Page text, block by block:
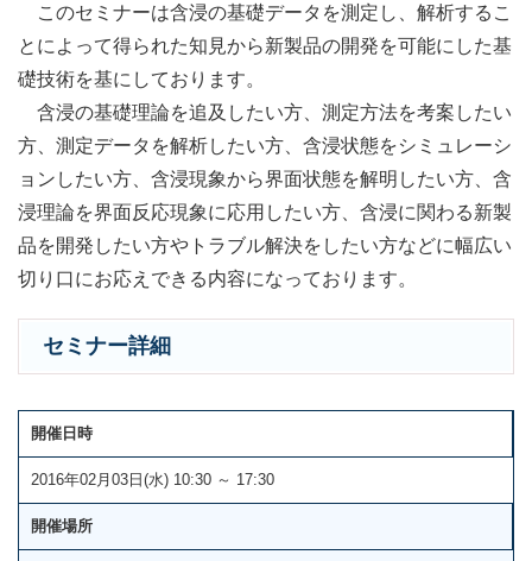
このセミナーは含浸の基礎データを測定し、解析するこ
とによって得られた知見から新製品の開発を可能にした基
礎技術を基にしております。
含浸の基礎理論を追及したい方、測定方法を考案したい
方、測定データを解析したい方、含浸状態をシミュレーシ
ョンしたい方、含浸現象から界面状態を解明したい方、含
浸理論を界面反応現象に応用したい方、含浸に関わる新製
品を開発したい方やトラブル解決をしたい方などに幅広い
切り口にお応えできる内容になっております。
セミナー詳細
開催日時
2016年02月03日(水) 10:30 ～ 17:30
開催場所